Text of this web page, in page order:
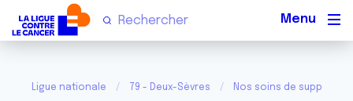
Ligue nationale 79 - Deux-Sèvres Nos soins de support